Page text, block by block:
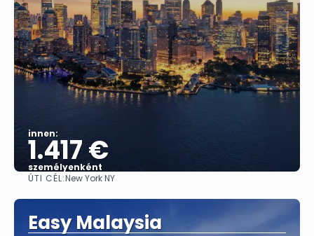
innen:
1.417 €
személyenként
ÚTI CÉL:New York NY
Easy Malaysia